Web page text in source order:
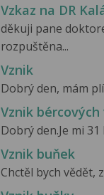
Vzkaz na DR
děkuji pane
rozpuštěna...
Vznik
Dobrý den, mám
Vznik
Dobrý den.Je mi
Vznik buňek
Chctěl bych vědět,